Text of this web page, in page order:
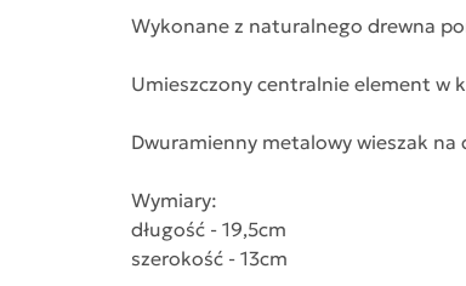
Wykonane z naturalnego drewna
Umieszczony centralnie element w
Dwuramienny metalowy wieszak na
Wymiary:
długość - 19,5cm
szerokość - 13cm